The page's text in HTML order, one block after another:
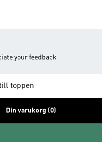
your feedback
toppen
Din varukorg (0)